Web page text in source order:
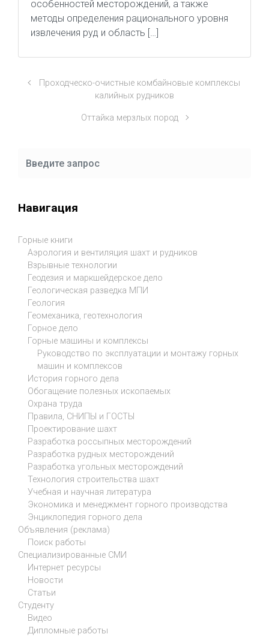
особенностей месторождений, а также
методы определения рационального уровня
извлечения руд и область […]
Проходческо-очистные комбайновые комплексы
калийных рудников
Оттайка мерзлых пород
Навигация
Горные книги
Аэрология и вентиляция шахт и рудников
Взрывные технологии
Геодезия и маркшейдерское дело
Геологическая разведка МПИ
Геология
Геомеханика, геотехнология
Горное дело
Горные машины и комплексы
Руководство по эксплуатации и монтажу горных
машин и комплексов
История горного дела
Обогащение полезных ископаемых
Охрана труда
Правила, СНИПЫ и ГОСТЫ
Проектирование шахт
Разработка россыпных месторождений
Разработка рудных месторождений
Разработка угольных месторождений
Технология строительства шахт
Учебная и научная литература
Экономика и менеджмент горного производства
Энциклопедия горного дела
Объявления (реклама)
Поиск работы
Специализированные СМИ
Интернет ресурсы
Новости
Статьи
Студенту
Видео
Дипломные работы